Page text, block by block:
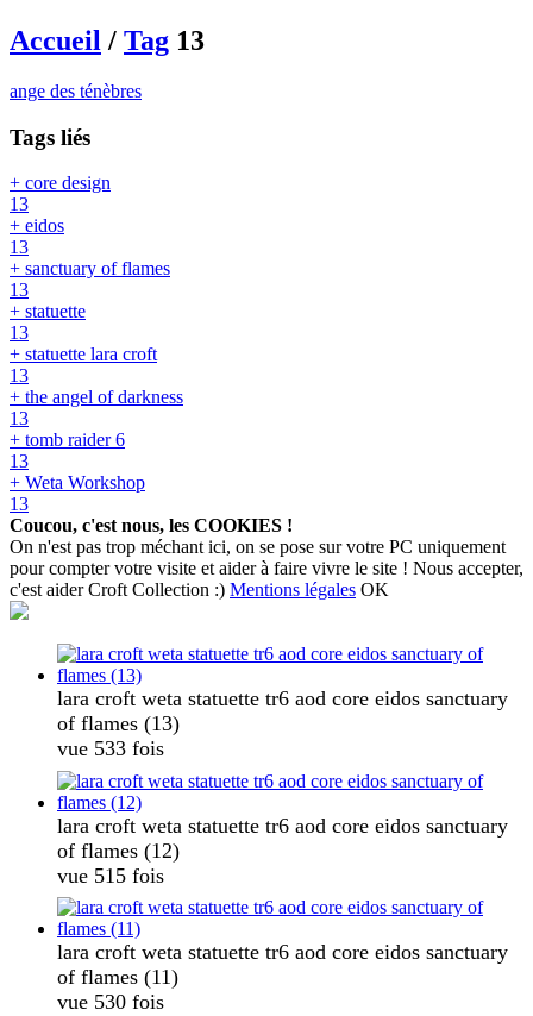
Accueil / Tag 13
ange des ténèbres
Tags liés
+ core design
13
+ eidos
13
+ sanctuary of flames
13
+ statuette
13
+ statuette lara croft
13
+ the angel of darkness
13
+ tomb raider 6
13
+ Weta Workshop
13
Coucou, c'est nous, les COOKIES !
On n'est pas trop méchant ici, on se pose sur votre PC uniquement
pour compter votre visite et aider à faire vivre le site ! Nous accepter,
c'est aider Croft Collection :) Mentions légales OK
lara croft weta statuette tr6 aod core eidos sanctuary
of flames (13)
vue 533 fois
lara croft weta statuette tr6 aod core eidos sanctuary
of flames (12)
vue 515 fois
lara croft weta statuette tr6 aod core eidos sanctuary
of flames (11)
vue 530 fois